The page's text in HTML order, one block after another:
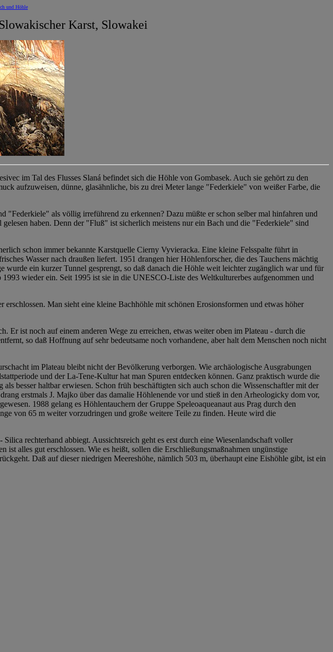
und Höhle
Karst, Slowakei
im Tal des Flusses Slaná befindet sich die Höhle von Gombasek. Auch sie gehört zu den
aufzuweisen, dünne, glasähnliche, bis zu drei Meter lange "Federkiele" von weißer Farbe, die
als völlig irreführend zu erkennen? Dazu müßte er schon selber mal hinfahren und
haben. Denn der "Fluß" ist sicherlich meistens nur ein Bach und die "Federkiele" sind
schon immer bekannte Karstquelle Cierny Vyvieracka. Eine kleine Felsspalte führt in
Wasser nach draußen liefert. 1951 drangen hier Höhlenforscher, die des Tauchens mächtig
ein kurzer Tunnel gesprengt, so daß danach die Höhle weit leichter zugänglich war und für
wieder ein. Seit 1995 ist sie in die UNESCO-Liste des Weltkulturerbes aufgenommen und
Man sieht eine kleine Bachhöhle mit schönen Erosionsformen und etwas höher
Er ist noch auf einem anderen Wege zu erreichen, etwas weiter oben im Plateau - durch die
so daß Hoffnung auf sehr bedeutsame noch vorhandene, aber halt dem Menschen noch nicht
im Plateau bleibt nicht der Bevölkerung verborgen. Wie archäologische Ausgrabungen
und der La-Tene-Kultur hat man Spuren entdecken können. Ganz praktisch wurde die
besser haltbar erwiesen. Schon früh beschäftigten sich auch schon die Wissenschaftler mit der
erstmals J. Majko über das damalie Höhlenende vor und stieß in den Arheologicky dom vor,
1988 gelang es Höhlentauchern der Gruppe Speleoaqueanaut aus Prag durch den
von 65 m weiter vorzudringen und große weitere Teile zu finden. Heute wird die
rechterhand abbiegt. Aussichtsreich geht es erst durch eine Wiesenlandschaft voller
alles gut erschlossen. Wie es heißt, sollen die Erschließungsmaßnahmen ungünstige
Daß auf dieser niedrigen Meereshöhe, nämlich 503 m, überhaupt eine Eishöhle gibt, ist ein